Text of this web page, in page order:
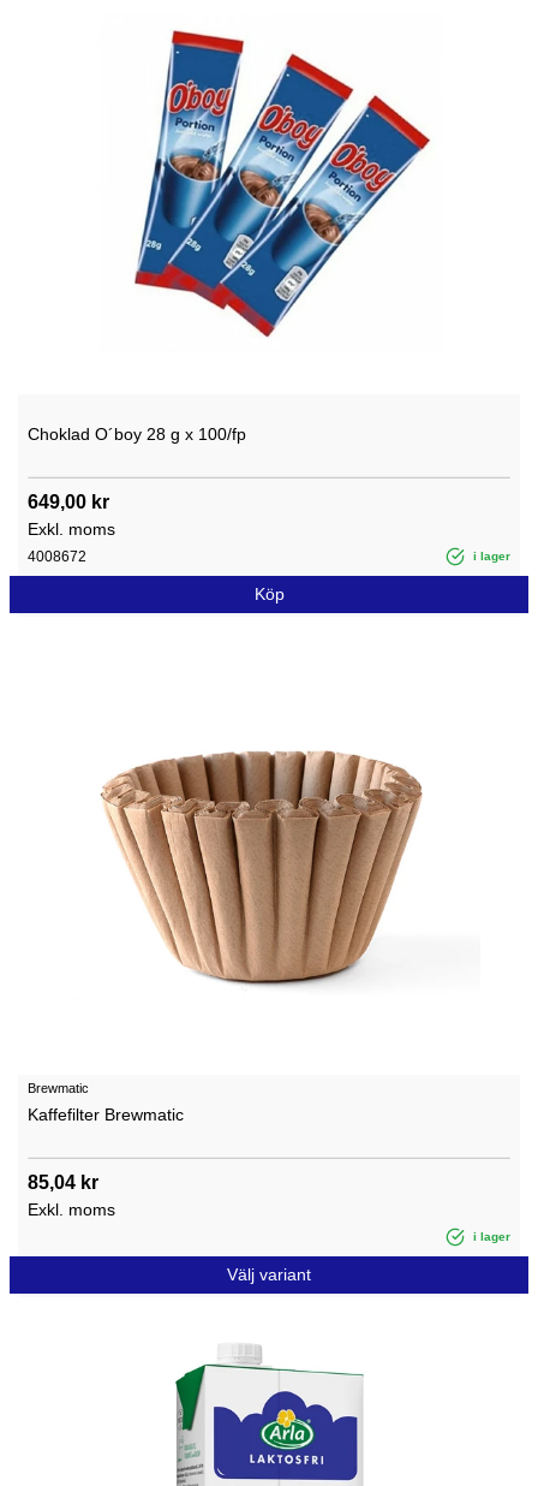
Choklad O´boy 28 g x 100/fp
649,00 kr
Exkl. moms
4008672 i lager
Köp
Brewmatic
Kaffefilter Brewmatic
85,04 kr
Exkl. moms
i lager
Välj variant